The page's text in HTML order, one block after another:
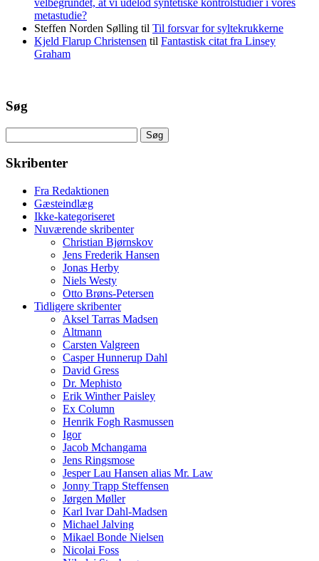
velbegrundet, at vi udelod syntetiske kontrolstudier i vores
metastudie?
Steffen Norden Sølling til Til forsvar for syltekrukkerne
Kjeld Flarup Christensen til Fantastisk citat fra Linsey
Graham
Søg
efter:
Skribenter
Fra Redaktionen
Gæsteindlæg
Ikke-kategoriseret
Nuværende skribenter
Christian Bjørnskov
Jens Frederik Hansen
Jonas Herby
Niels Westy
Otto Brøns-Petersen
Tidligere skribenter
Aksel Tarras Madsen
Altmann
Carsten Valgreen
Casper Hunnerup Dahl
David Gress
Dr. Mephisto
Erik Winther Paisley
Ex Column
Henrik Fogh Rasmussen
Igor
Jacob Mchangama
Jens Ringsmose
Jesper Lau Hansen alias Mr. Law
Jonny Trapp Steffensen
Jørgen Møller
Karl Ivar Dahl-Madsen
Michael Jalving
Mikael Bonde Nielsen
Nicolai Foss